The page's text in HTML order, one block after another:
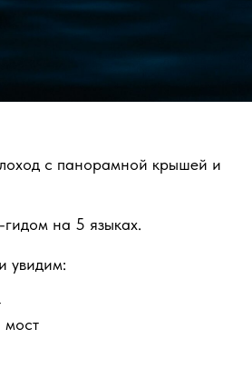
с панорамной крышей и
на 5 языках.
увидим:
мост